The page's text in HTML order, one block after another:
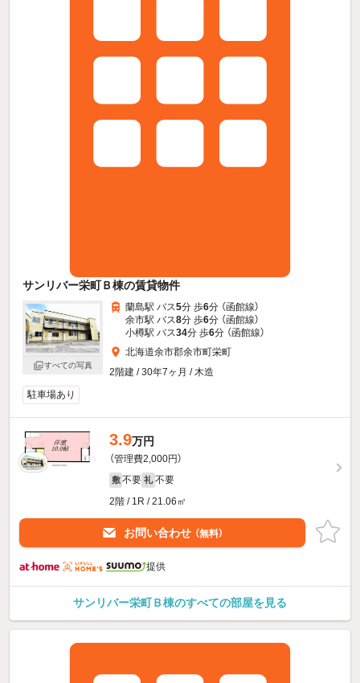
サンリバー栄町Ｂ棟の賃貸物件
すべての写真
蘭島駅 バス5分 歩6分 （函館線）
余市駅 バス8分 歩6分 （函館線）
小樽駅 バス34分 歩6分 （函館線）
北海道余市郡余市町栄町
2階建 / 30年7ヶ月 / 木造
駐車場あり
3.9万円
（管理費2,000円）
敷 不要 礼 不要
2階 / 1R / 21.06㎡
お問い合わせ （無料）
提供
サンリバー栄町Ｂ棟のすべての部屋を見る